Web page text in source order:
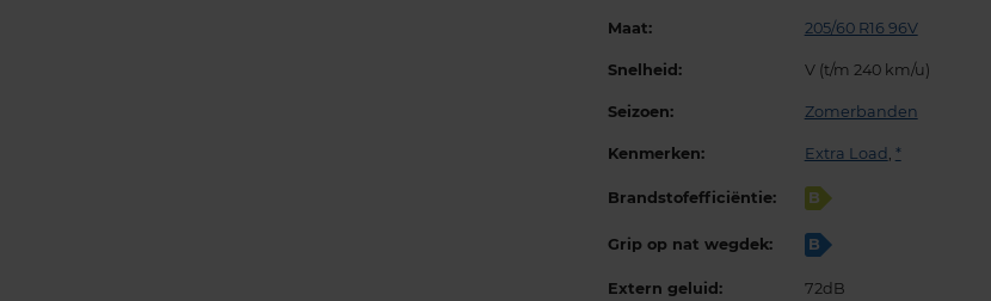
Maat: 205/60 R16 96V
Snelheid: V (t/m 240 km/u)
Seizoen: Zomerbanden
Kenmerken: Extra Load , *
Brandstofefficiëntie: B
Grip op nat wegdek: B
Extern geluid: 72dB